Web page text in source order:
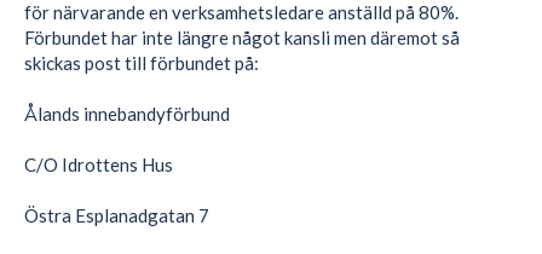
för närvarande en verksamhetsledare anställd på 80%.
Förbundet har inte längre något kansli men däremot så
skickas post till förbundet på:
Ålands innebandyförbund
C/O Idrottens Hus
Östra Esplanadgatan 7